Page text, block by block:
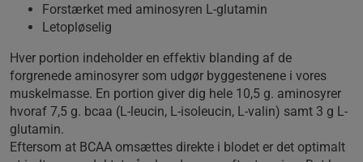
Forstærket med aminosyren L-glutamin
Letopløselig
Hver portion indeholder en effektiv blanding af de
forgrenede aminosyrer som udgør byggestenene i vores
muskelmasse. En portion giver dig hele 10,5 g. aminosyrer
hvoraf 7,5 g. bcaa (L-leucin, L-isoleucin, L-valin) samt 3 g L-
glutamin.
Eftersom at BCAA omsættes direkte i blodet er det optimalt